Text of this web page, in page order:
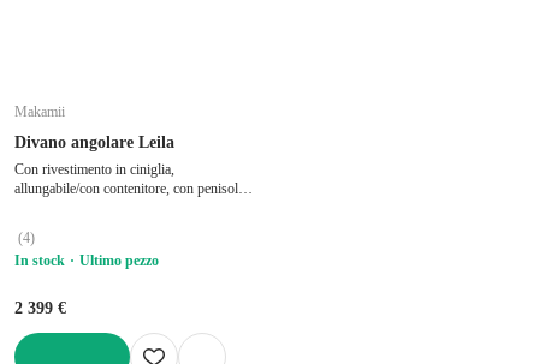
Makamii
Divano angolare Leila
Con rivestimento in ciniglia,
allungabile/con contenitore, con penisola a
totale 162 cm, profondità della seduta 60
cm
(4)
In stock
Ultimo pezzo
2 399 €